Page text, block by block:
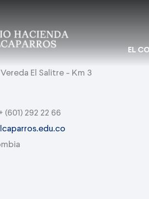
EL
El Salitre - Km 3
292 22 66